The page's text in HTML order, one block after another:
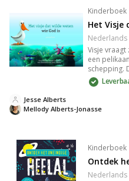
Kinderboek
Het Visje
Visje vraagt
een
schepping.
Mellody Alberts-Jonasse
Jesse Alberts
Kinderboek
Ontdek